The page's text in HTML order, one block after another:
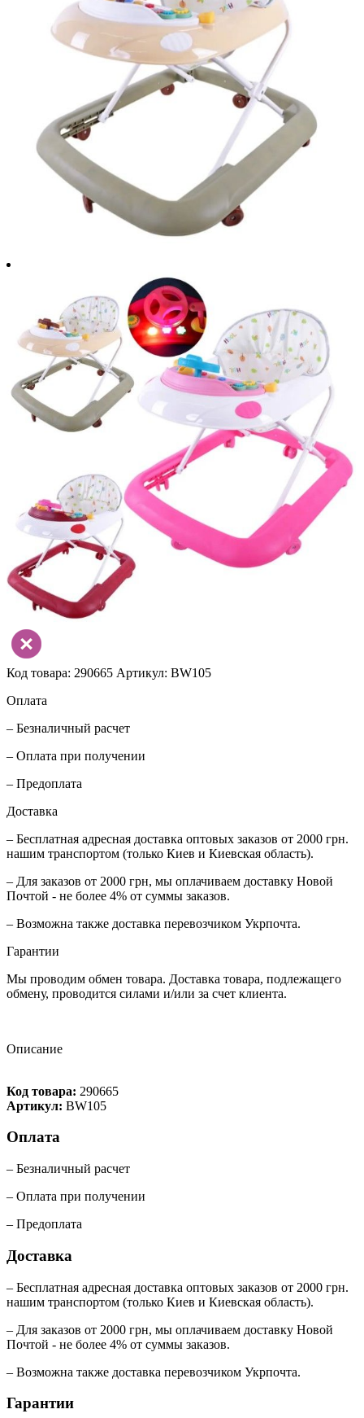
Код товара: 290665 Артикул: BW105
Оплата
– Безналичный расчет
– Оплата при получении
– Предоплата
Доставка
– Бесплатная адресная доставка оптовых заказов от 2000 грн.
нашим транспортом (только Киев и Киевская область).
– Для заказов от 2000 грн, мы оплачиваем доставку Новой
Почтой - не более 4% от суммы заказов.
– Возможна также доставка перевозчиком Укрпочта.
Гарантии
Мы проводим обмен товара. Доставка товара, подлежащего
обмену, проводится силами и/или за счет клиента.
Описание
Код товара: 290665
Артикул: BW105
Оплата
– Безналичный расчет
– Оплата при получении
– Предоплата
Доставка
– Бесплатная адресная доставка оптовых заказов от 2000 грн.
нашим транспортом (только Киев и Киевская область).
– Для заказов от 2000 грн, мы оплачиваем доставку Новой
Почтой - не более 4% от суммы заказов.
– Возможна также доставка перевозчиком Укрпочта.
Гарантии